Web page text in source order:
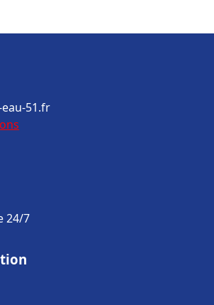
51.fr
24/7